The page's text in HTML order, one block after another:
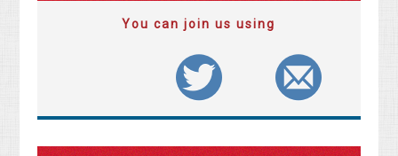
You can join us using